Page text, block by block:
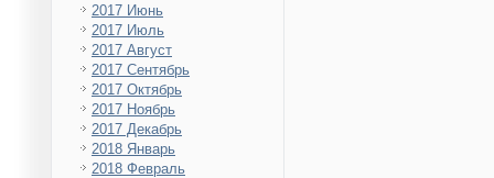
2017 Июнь
2017 Июль
2017 Август
2017 Сентябрь
2017 Октябрь
2017 Ноябрь
2017 Декабрь
2018 Январь
2018 Февраль